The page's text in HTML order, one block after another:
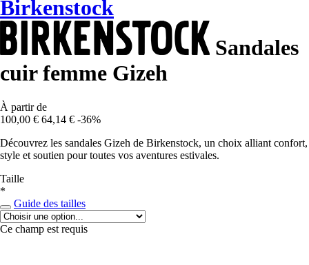
Birkenstock
Sandales
cuir femme Gizeh
À partir de
100,00 € 64,14 € -36%
Découvrez les sandales Gizeh de Birkenstock, un choix alliant confort,
style et soutien pour toutes vos aventures estivales.
Taille
*
Guide des tailles
Ce champ est requis